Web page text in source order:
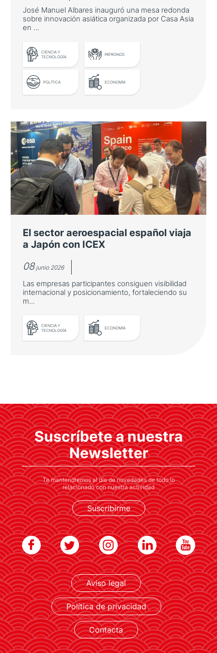
LEER MÁS
José Manuel Albares inauguró una mesa redonda
sobre innovación asiática organizada por Casa Asia
en ...
CIENCIA Y
TECNOLOGÍA
PATRONOS
POLÍTICA ECONOMÍA
El ministro de Asuntos Exteriores
destaca las oportunidades de
cooperación con Asia-Pacífico en
innovación
José Manuel Albares inauguró una mesa
redonda sobre innovación asiática organizada
El sector aeroespacial español viaja
a Japón con ICEX
08junio 2026
Las empresas participantes consiguen visibilidad
internacional y posicionamiento, fortaleciendo su
m...
CIENCIA Y
TECNOLOGÍA
ECONOMÍA
Las empresas participantes consiguen
visibilidad internacional y posicionamiento,
fortaleciendo su marca y reputación
LEER MÁS
Suscríbete a nuestra
Newsletter
Te mantendremos al día de novedades de todo lo
relacionado con nuestra actividad
Suscribirme
Aviso legal
Política de privacidad
Contacta